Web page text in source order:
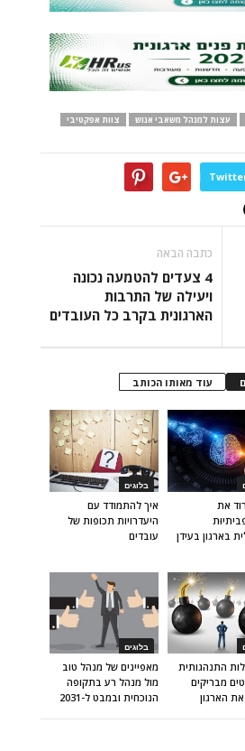
עצות למנהל משאבי אנוש
צוות אפקטיבי
כתבה הבאה
4 צעדים להטמעה נכונה
ויעילה של התרבות
הארגונית בקרב כל העובדים
עוד מאותו הכותב
בלוגים
איך להתמודד עם
היעדרויות תכופות של
עובדים
את
בארגון בעידן
בלוגים
מאפיינים של מנהל טוב
מול מנהל רע בתקופה
הנוכחית ובמבט ל-2031
התנהגותית
מבריקים
הארגון